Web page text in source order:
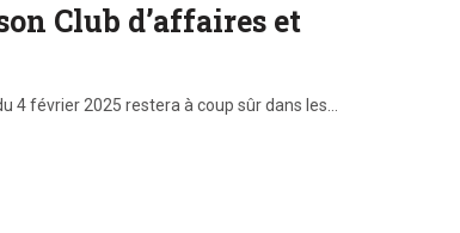
Club d’affaires et
4 février 2025 restera à coup sûr dans les…